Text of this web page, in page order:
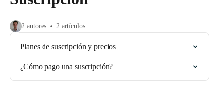
2 autores 2 artículos
Planes de suscripción y precios
¿Cómo pago una suscripción?